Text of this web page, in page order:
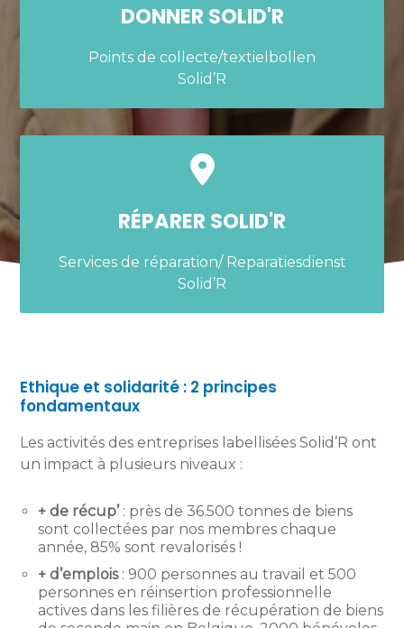
DONNER SOLID'R
Points de collecte/textielbollen
Solid’R
RÉPARER SOLID'R
Services de réparation/ Reparatiesdienst
Solid’R
Ethique et solidarité : 2 principes
fondamentaux
Les activités des entreprises labellisées Solid’R ont
un impact à plusieurs niveaux :
+ de récup’: près de 36.500 tonnes de biens
sont collectées par nos membres chaque
année, 85% sont revalorisés !
+ d’emplois: 900 personnes au travail et 500
personnes en réinsertion professionnelle
actives dans les filières de récupération de biens